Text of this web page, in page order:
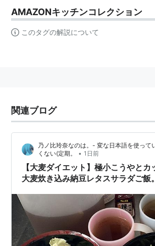
AMAZONキッチンコレクション
このタグの解説について
関連ブログ
乃ノ比玲奈なのは。- 変な日本語を使って
くない(定期。
• 1日前
【大麦ダイエット】極小こうやと
大麦炊き込み納豆レタスサラダご飯。